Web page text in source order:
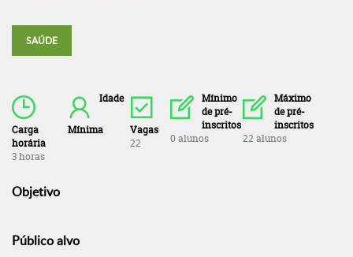
SAÚDE
Carga
horária
3 horas
Idade
Mínima
Vagas
22
Mínimo
de pré-
inscritos
0 alunos
Máximo
de pré-
inscritos
22 alunos
Objetivo
Público alvo